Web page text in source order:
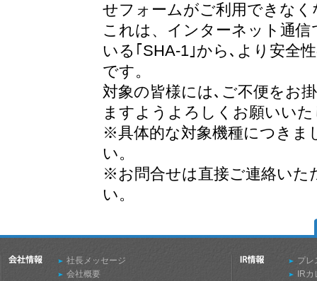
せフォームがご利用できな
これは、インターネット通
いる｢SHA-1｣から､より安全
です。
対象の皆様には､ご不便をお
ますようよろしくお願いい
※具体的な対象機種につきま
い。
※お問合せは直接ご連絡いた
い。
社長メッセージ
会社概要
プレ
IR